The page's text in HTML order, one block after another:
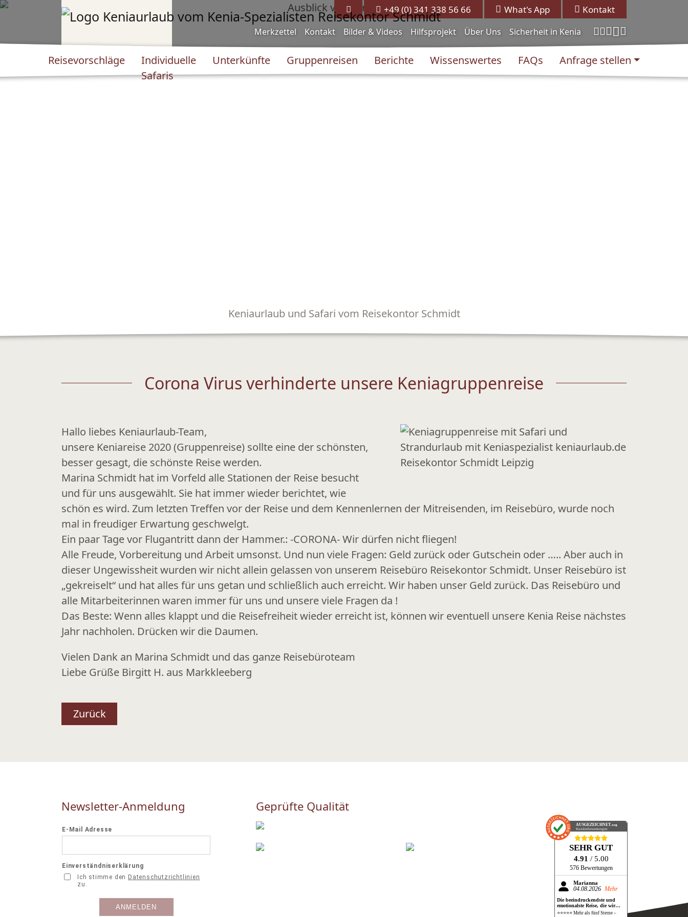
+49 (0) 341 338 56 66 What's App Kontakt
Reisevorschläge
Individuelle
Safaris
Unterkünfte Gruppenreisen Berichte Wissenswertes FAQs Anfrage stellen
Merkzettel Kontakt Bilder & Videos Hilfsprojekt Über Uns Sicherheit in Kenia
Keniaurlaub und Safari vom Reisekontor Schmidt
Corona Virus verhinderte unsere Keniagruppenreise
Hallo liebes Keniaurlaub-Team,
unsere Keniareise 2020 (Gruppenreise) sollte eine der schönsten,
besser gesagt, die schönste Reise werden.
Marina Schmidt hat im Vorfeld alle Stationen der Reise besucht
und für uns ausgewählt. Sie hat immer wieder berichtet, wie
schön es wird. Zum letzten Treffen vor der Reise und dem Kennenlernen der Mitreisenden, im Reisebüro, wurde noch
mal in freudiger Erwartung geschwelgt.
Ein paar Tage vor Flugantritt dann der Hammer.: -CORONA- Wir dürfen nicht fliegen!
Alle Freude, Vorbereitung und Arbeit umsonst. Und nun viele Fragen: Geld zurück oder Gutschein oder ….. Aber auch in
dieser Ungewissheit wurden wir nicht allein gelassen von unserem Reisebüro Reisekontor Schmidt. Unser Reisebüro ist
„gekreiselt“ und hat alles für uns getan und schließlich auch erreicht. Wir haben unser Geld zurück. Das Reisebüro und
alle Mitarbeiterinnen waren immer für uns und unsere viele Fragen da !
Das Beste: Wenn alles klappt und die Reisefreiheit wieder erreicht ist, können wir eventuell unsere Kenia Reise nächstes
Jahr nachholen. Drücken wir die Daumen.
Vielen Dank an Marina Schmidt und das ganze Reisebüroteam
Liebe Grüße Birgitt H. aus Markkleeberg
Zurück
Newsletter-Anmeldung Geprüfte Qualität
AUSGEZEICHNET.org
Kundenbewertungen
SEHR GUT
4.91 / 5.00
576 Bewertungen
Marianna
04.08.2026 Mehr
Die beeindruckendste und
emotionalste Reise, die wir
bisher gemacht haben!
⭐⭐⭐⭐⭐ Mehr als fünf Sterne –